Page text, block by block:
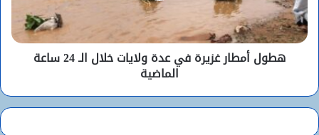
هطول أمطار غزيرة في عدة ولايات خلال الـ 24 ساعة
الماضية